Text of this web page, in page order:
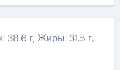
38.6 г, Жиры: 31.5 г,